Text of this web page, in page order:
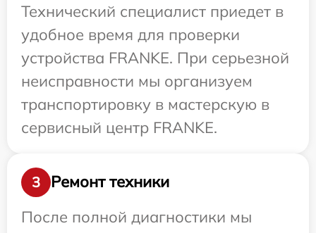
Технический специалист приедет в
удобное время для проверки
устройства FRANKE. При серьезной
неисправности мы организуем
транспортировку в мастерскую в
сервисный центр FRANKE.
3
Ремонт техники
После полной диагностики мы